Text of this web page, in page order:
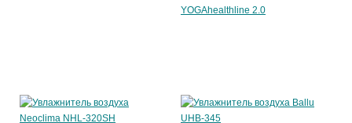
YOGAhealthline 2.0